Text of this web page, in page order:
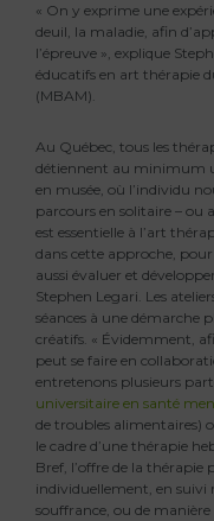
« On y exprime une
deuil, la maladie, afin
l’épreuve », explique
éducatifs en art thérapie
(MBAM).
Au Québec, tous les
détiennent au minimum
en musée, où l’individu
parcours en solitaire – ou
est essentielle à l’art
dans cette approche,
aussi évaluer et
Stephen Legari. Les
séances à une démarche
créatifs. « Évidemment,
peut se faire en
entretenons plusieurs
universitaire en santé
de troubles alimentaires)
le cadre d’une thérapie
Bref, l’offre de la thérapie
individuellement, en suivi
souffrance, ou de